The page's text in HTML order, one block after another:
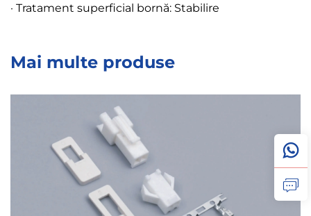
· Tratament superficial bornă: Stabilire
Mai multe produse